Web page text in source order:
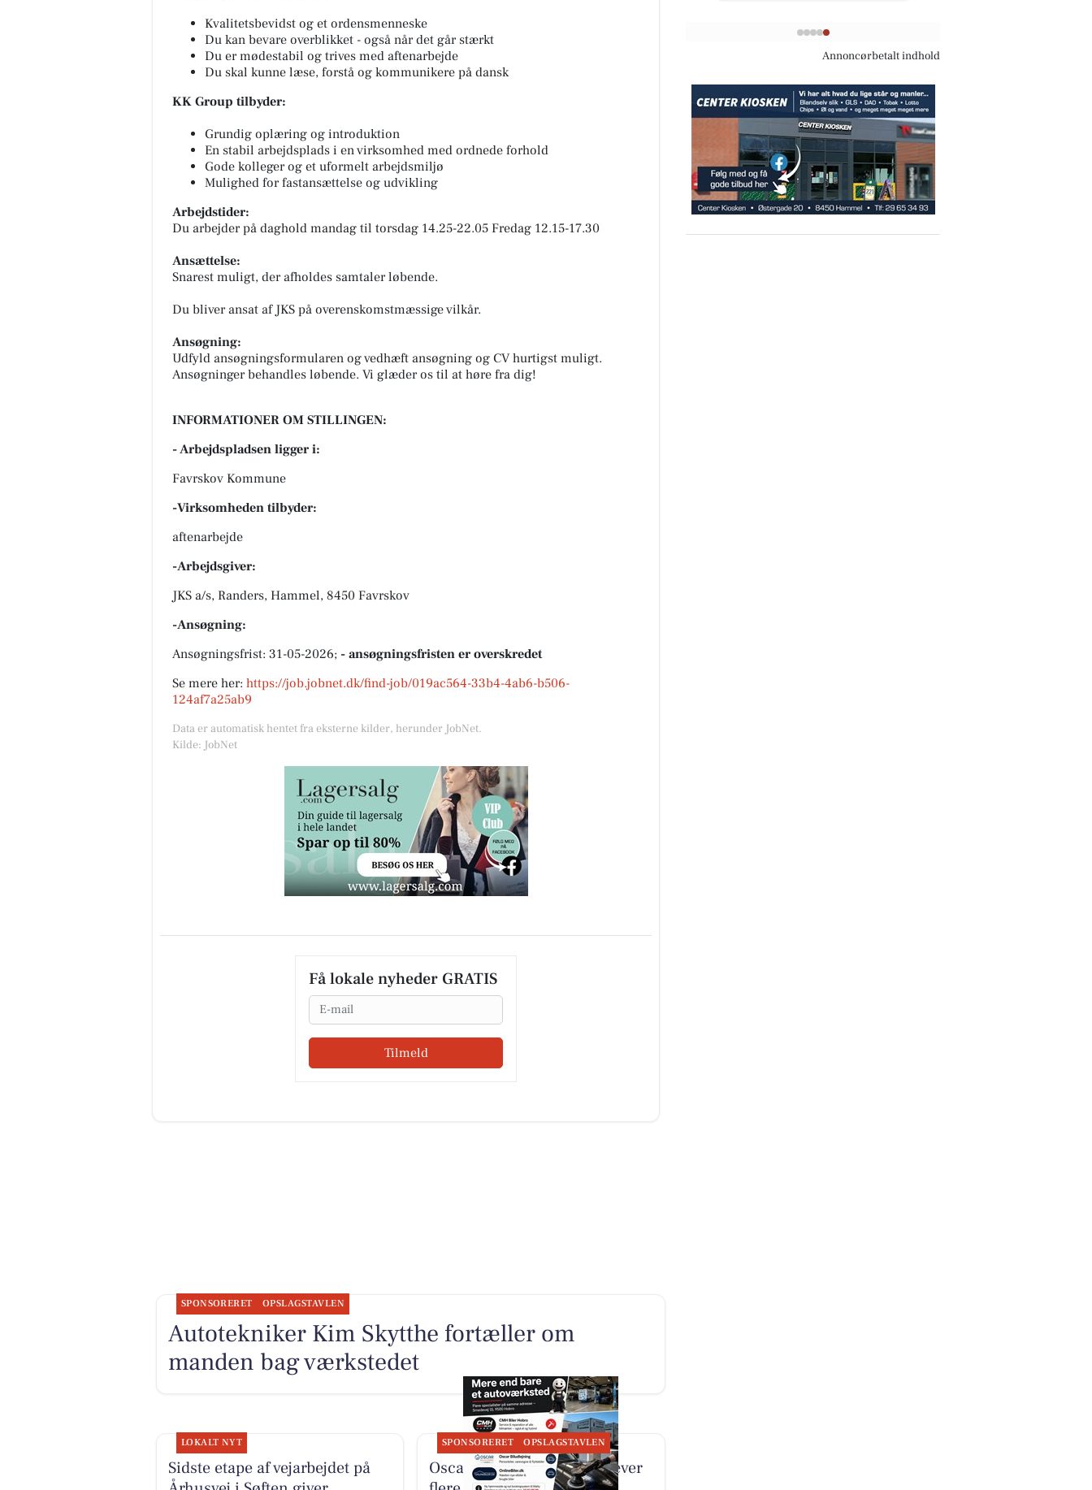
Kvalitetsbevidst og et ordensmenneske
Du kan bevare overblikket - også når det går stærkt
Du er mødestabil og trives med aftenarbejde
Du skal kunne læse, forstå og kommunikere på dansk
KK Group tilbyder:
Grundig oplæring og introduktion
En stabil arbejdsplads i en virksomhed med ordnede forhold
Gode kolleger og et uformelt arbejdsmiljø
Mulighed for fastansættelse og udvikling
Arbejdstider:
Du arbejder på daghold mandag til torsdag 14.25-22.05 Fredag 12.15-17.30
Ansættelse:
Snarest muligt, der afholdes samtaler løbende.
Du bliver ansat af JKS på overenskomstmæssige vilkår.
Ansøgning:
Udfyld ansøgningsformularen og vedhæft ansøgning og CV hurtigst muligt.
Ansøgninger behandles løbende. Vi glæder os til at høre fra dig!
INFORMATIONER OM STILLINGEN:
- Arbejdspladsen ligger i:
Favrskov Kommune
-Virksomheden tilbyder:
aftenarbejde
-Arbejdsgiver:
JKS a/s, Randers, Hammel, 8450 Favrskov
-Ansøgning:
Ansøgningsfrist: 31-05-2026; - ansøgningsfristen er overskredet
Se mere her: https://job.jobnet.dk/find-job/019ac564-33b4-4ab6-b506-
124af7a25ab9
Data er automatisk hentet fra eksterne kilder, herunder JobNet.
Kilde: JobNet
Få lokale nyheder GRATIS
Email
Tilmeld
Annoncørbetalt indhold
SPONSORERET OPSLAGSTAVLEN
Autotekniker Kim Skytthe fortæller om
manden bag værkstedet
LOKALT NYT
Sidste etape af vejarbejdet på
SPONSORERET OPSLAGSTAVLEN
Oscar Biludlejning fremhæver